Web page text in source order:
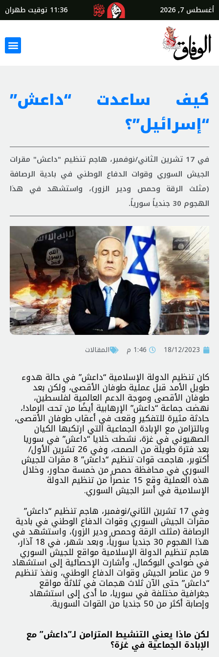
أغسطس 7, 2026 11:36 توقيت طهران
كيف ساعدت “داعش”
“إسرائيل”؟
في 17 تشرين الثاني/نوفمبر، هاجم تنظيم "داعش" مقرات
الجيش السوري وقوات الدفاع الوطني في بادية الرصافة
(مثلث الرقة وحمص ودير الزور)، واستشهد في هذا
الهجوم 30 جندياً سورياً.
18/12/2023 1:46 م المقالات
كان تنظيم الدولة الإسلامية “داعش” في حالة هدوء
طويل الأمد قبل عملية طوفان الأقصى، ولكن بعد
طوفان الأقصى وموجة الدعم العالمية لفلسطين،
نهضت جماعة “داعش” الإرهابية أيضًا من تحت الرماد!،
حادثة مثيرة للتفكير وقعت في أعقاب طوفان الأقصى،
وبالتزامن مع الإبادة الجماعية التي ارتكبها الكيان
الصهيوني في غزة، نشطت خلايا “داعش” في سوريا
بعد فترة طويلة من الصمت، وفي 26 تشرين الأول/
أكتوبر، هاجمت قوات تنظيم “داعش” 8 مقرات للجيش
السوري في محافظة حمص من خمسة محاور، وخلال
هذه العملية وقع 15 عنصراً من تنظيم الدولة
الإسلامية في أسر الجيش السوري.
وفي 17 تشرين الثاني/نوفمبر، هاجم تنظيم “داعش”
مقرات الجيش السوري وقوات الدفاع الوطني في بادية
الرصافة (مثلث الرقة وحمص ودير الزور)، واستشهد في
هذا الهجوم 30 جندياً سورياً، وبعد شهر، في 18 آذار،
هاجم تنظيم الدولة الإسلامية مواقع للجيش السوري
في ضواحي البوكمال، وأشارت الإحصائية إلى استشهاد
9 من عناصر الجيش وقوات الدفاع الوطني، ونفذ تنظيم
“داعش” حتى الآن ثلاث هجمات في ثلاثة مواقع
جغرافية مختلفة في سوريا، ما أدى إلى استشهاد
وإصابة أكثر من 50 جنديا من القوات السورية.
لكن ماذا يعني التنشيط المتزامن لـ”داعش” مع
الإبادة الجماعية في غزة؟